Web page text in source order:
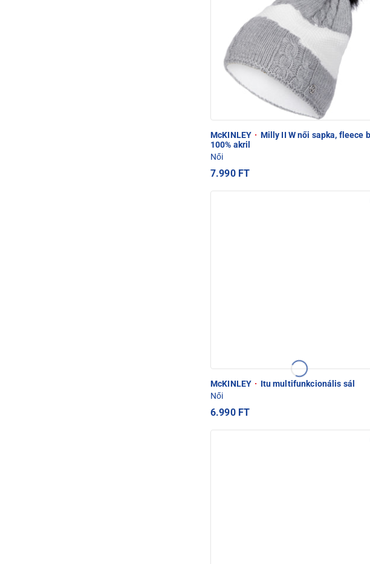
McKINLEY · Milly II W női sapka, fleece
100% akril
Női
7.990 FT
McKINLEY · Itu multifunkcionális sál
Női
6.990 FT